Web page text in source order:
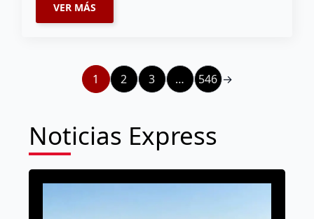
VER MÁS
1 2 3 … 546 →
Noticias Express